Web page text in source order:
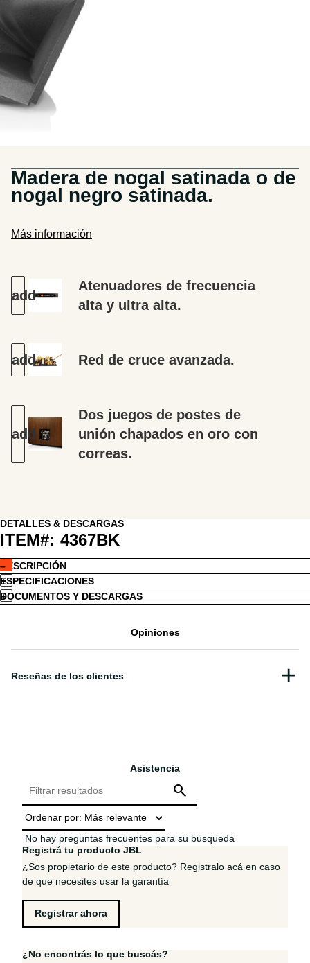
Madera de nogal satinada o de
nogal negro satinada.
Más información
Atenuadores de frecuencia
alta y ultra alta.
Red de cruce avanzada.
Dos juegos de postes de
unión chapados en oro con
correas.
DETALLES & DESCARGAS
ITEM#: 4367BK
DESCRIPCIÓN
ESPECIFICACIONES
DOCUMENTOS Y DESCARGAS
Opiniones
Asistencia
No hay preguntas frecuentes para su búsqueda
Registrá tu producto JBL
¿Sos propietario de este producto? Registralo acá en caso
de que necesites usar la garantía
Registrar ahora
¿No encontrás lo que buscás?